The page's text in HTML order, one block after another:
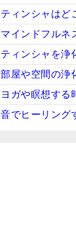
ティンシャはど
マインドフルネ
ティンシャを浄
部屋や空間の浄
ヨガや瞑想する
音でヒーリング